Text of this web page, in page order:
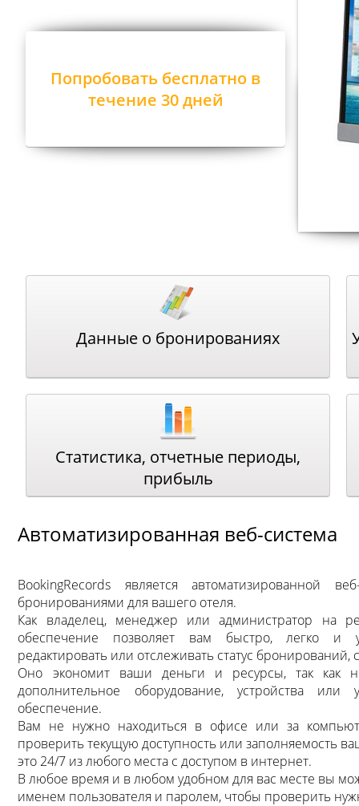
Попробовать бесплатно в
течение 30 дней
Данные о бронированиях
Статистика, отчетные периоды,
прибыль
Автоматизированная веб-система
ВookingRecords является автоматизированной
бронированиями для вашего отеля.
Как владелец, менеджер или администратор на
обеспечение позволяет вам быстро, легко и
редактировать или отслеживать статус
Оно экономит ваши деньги и ресурсы, так как
дополнительное оборудование, устройства или
обеспечение.
Вам не нужно находиться в офисе или за
проверить текущую доступность или заполняемость
это 24/7 из любого места с доступом в интернет.
В любое время и в любом удобном для вас месте вы
именем пользователя и паролем, чтобы проверить